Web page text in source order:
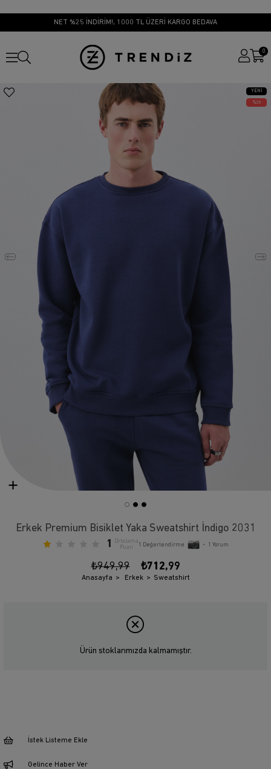
NET %25 İNDİRİM!, 1000 TL ÜZERİ KARGO BEDAVA
0
YENI
ÜRÜN
25
Erkek Premium Bisiklet Yaka Sweatshirt İndigo 2031
1
Ortalama
Puan
1 Değerlendirme • 1 Yorum
₺949,99 ₺712,99
Anasayfa Erkek Sweatshirt
Ürün stoklarımızda kalmamıştır.
İstek Listeme Ekle
Gelince Haber Ver